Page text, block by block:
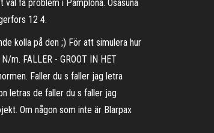
få problem i Pamplona. Osasuna
12 4.
kolla på den ;) För att simulera hur
m. FALLER - GROOT IN HET
Faller du s faller jag letra
letras de faller du s faller jag
Om någon som inte är Blarpax